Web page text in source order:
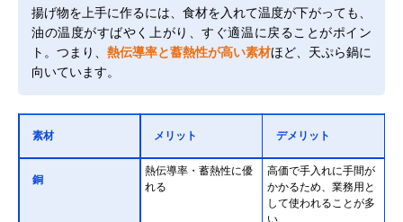
揚げ物を上手に作るには、食材を入れて温度が下がっても、
油の温度がすばやく上がり、すぐ適温に戻ることがポイン
ト。つまり、 熱伝導率と蓄熱性が高い素材ほど、天ぷら鍋に
向いています。
素材 メリット デメリット
銅
熱伝導率・蓄熱性に優
れる
高価で手入れに手間が
かかるため、業務用と
して使われることが多
い